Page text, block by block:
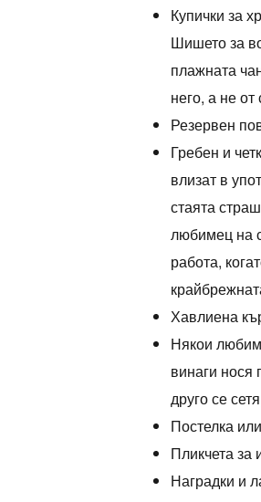
Купички за
Шишето за
плажната
него, а не
Резервен
Гребен и
влизат в
стаята
любимец на
работа,
Хавлиена
Някои
винаги нося
друго се
Постелка
Пликчета за
Наградки и